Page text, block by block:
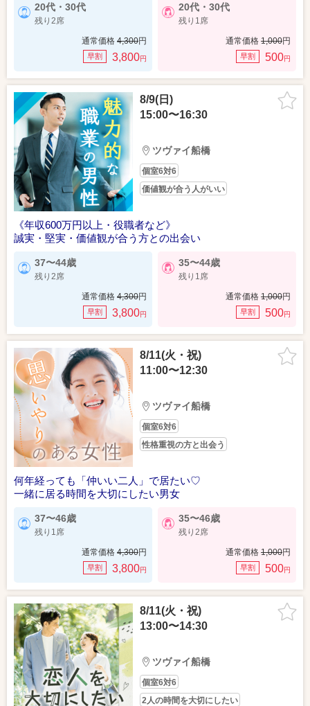
20代・30代
残り2席
通常価格 4,300円
早割 3,800円
20代・30代
残り1席
通常価格 1,000円
早割 500円
8/9(日)
15:00〜16:30
ツヴァイ船橋
個室6対6
価値観が合う人がいい
《年収600万円以上・役職者など》
誠実・堅実・価値観が合う方との出会い
37〜44歳
残り2席
通常価格 4,300円
早割 3,800円
35〜44歳
残り1席
通常価格 1,000円
早割 500円
8/11(火・祝)
11:00〜12:30
ツヴァイ船橋
個室6対6
性格重視の方と出会う
何年経っても「仲いい二人」で居たい♡
一緒に居る時間を大切にしたい男女
37〜46歳
残り1席
通常価格 4,300円
早割 3,800円
35〜46歳
残り2席
通常価格 1,000円
早割 500円
8/11(火・祝)
13:00〜14:30
ツヴァイ船橋
個室6対6
2人の時間を大切にしたい